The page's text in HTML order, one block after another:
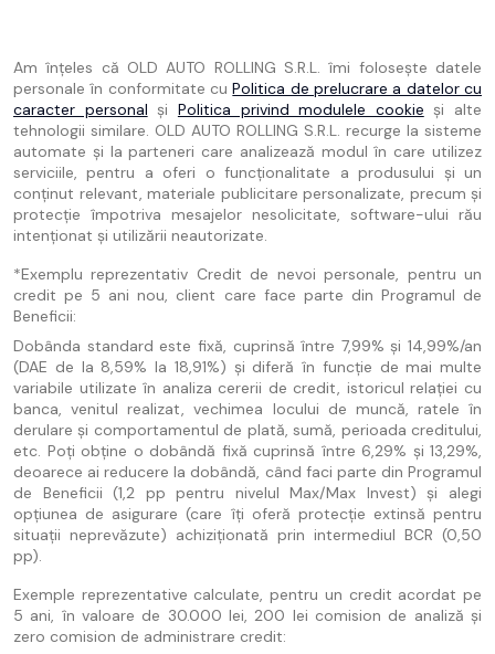
Am înțeles că OLD AUTO ROLLING S.R.L. îmi folosește datele
personale în conformitate cuPolitica de prelucrare a datelor cu
caracter personal și Politica privind modulele cookie și alte
tehnologii similare. OLD AUTO ROLLING S.R.L. recurge la sisteme
automate și la parteneri care analizează modul în care utilizez
serviciile, pentru a oferi o funcționalitate a produsului și un
conținut relevant, materiale publicitare personalizate, precum și
protecție împotriva mesajelor nesolicitate, software-ului rău
intenționat și utilizării neautorizate.
*Exemplu reprezentativ Credit de nevoi personale, pentru un
credit pe 5 ani nou, client care face parte din Programul de
Beneficii:
Dobânda standard este fixă, cuprinsă între 7,99% și 14,99%/an
(DAE de la 8,59% la 18,91%) și diferă în funcție de mai multe
variabile utilizate în analiza cererii de credit, istoricul relației cu
banca, venitul realizat, vechimea locului de muncă, ratele în
derulare și comportamentul de plată, sumă, perioada creditului,
etc. Poți obține o dobândă fixă cuprinsă între 6,29% și 13,29%,
deoarece ai reducere la dobândă, când faci parte din Programul
de Beneficii (1,2 pp pentru nivelul Max/Max Invest) și alegi
opțiunea de asigurare (care îți oferă protecție extinsă pentru
situații neprevăzute) achiziționată prin intermediul BCR (0,50
pp).
Exemple reprezentative calculate, pentru un credit acordat pe
5 ani, în valoare de 30.000 lei, 200 lei comision de analiză și
zero comision de administrare credit: